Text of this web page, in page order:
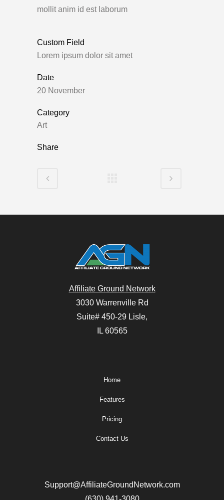
mollit anim id est laborum
Custom Field
Lorem ipsum dolor sit amet
Date
20 November
Category
Art
Share
Affiliate Ground Network
3030 Warrenville Rd
Suite# 450-29 Lisle,
IL 60565
Home
Features
Pricing
Contact Us
Support@AffiliateGroundNetwork.com